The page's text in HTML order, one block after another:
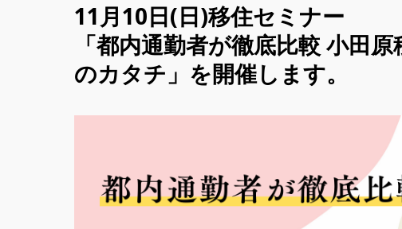
11月10日(日)移住セミナー
「都内通勤者が徹底比較 小田
のカタチ」を開催します。